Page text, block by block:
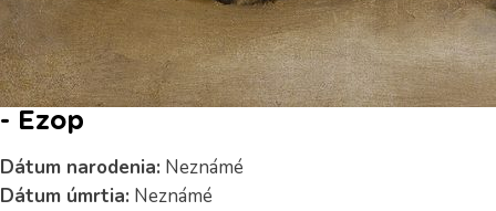
- Ezop
Dátum narodenia: Neznámé
Dátum úmrtia: Neznámé